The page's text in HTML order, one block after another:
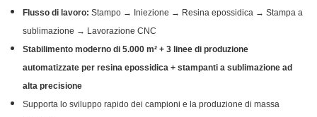
Flusso di lavoro: Stampo → Iniezione → Resina epossidica → Stampa a
sublimazione → Lavorazione CNC
Stabilimento moderno di 5.000 m² + 3 linee di produzione
automatizzate per resina epossidica + stampanti a sublimazione ad
alta precisione
Supporta lo sviluppo rapido dei campioni e la produzione di massa